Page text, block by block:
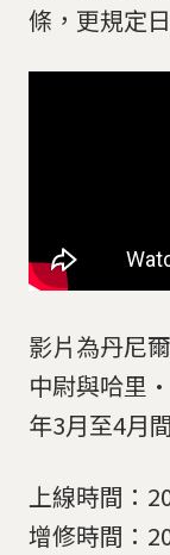
條，更規定
影片為丹尼
中尉與哈里
年3月至4月
上線時間：
增修時間：